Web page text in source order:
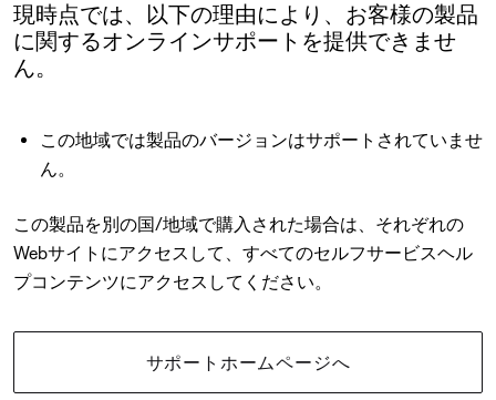
現時点では、以下の理由により、お客様の製品
に関するオンラインサポートを提供できませ
ん。
この地域では製品のバージョンはサポートされていませ
ん。
この製品を別の国/地域で購入された場合は、それぞれの
Webサイトにアクセスして、すべてのセルフサービスヘル
プコンテンツにアクセスしてください。
サポートホームページへ